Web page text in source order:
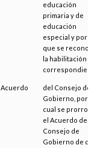
educación
primaria y de
educación
especial y por la
que se reconoce
la habilitación
correspondiente
Acuerdo
del Consejo de
Gobierno, por el
cual se prorroga
el Acuerdo del
Consejo de
Gobierno de día